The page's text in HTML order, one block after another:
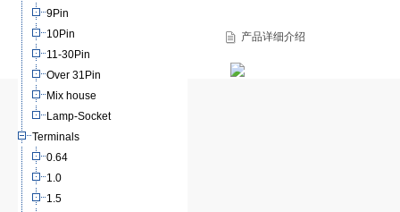
9Pin
10Pin
11-30Pin
Over 31Pin
Mix house
Lamp-Socket
Terminals
0.64
1.0
1.5
产品详细介绍